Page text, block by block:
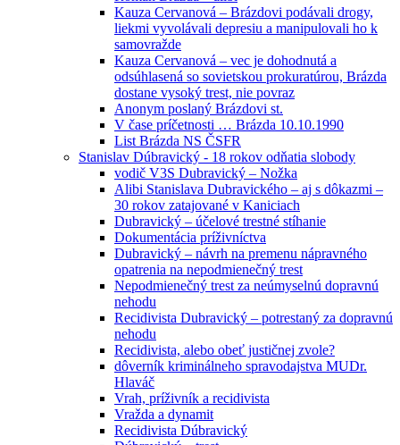
Kauza Cervanová – Brázdovi podávali drogy,
liekmi vyvolávali depresiu a manipulovali ho k
samovražde
Kauza Cervanová – vec je dohodnutá a
odsúhlasená so sovietskou prokuratúrou, Brázda
dostane vysoký trest, nie povraz
Anonym poslaný Brázdovi st.
V čase príčetnosti … Brázda 10.10.1990
List Brázda NS ČSFR
Stanislav Dúbravický - 18 rokov odňatia slobody
vodič V3S Dubravický – Nožka
Alibi Stanislava Dubravického – aj s dôkazmi –
30 rokov zatajované v Kaniciach
Dubravický – účelové trestné stíhanie
Dokumentácia príživníctva
Dubravický – návrh na premenu nápravného
opatrenia na nepodmienečný trest
Nepodmienečný trest za neúmyselnú dopravnú
nehodu
Recidivista Dubravický – potrestaný za dopravnú
nehodu
Recidivista, alebo obeť justičnej zvole?
dôverník kriminálneho spravodajstva MUDr.
Hlaváč
Vrah, príživník a recidivista
Vražda a dynamit
Recidivista Dúbravický